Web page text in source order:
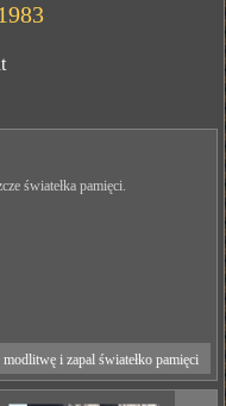
1983
światełka pamięci.
i zapal światełko pamięci